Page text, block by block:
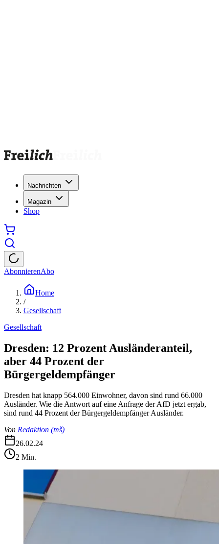
Nachrichten
Magazin
Shop
AbonnierenAbo
Home
/
Gesellschaft
Gesellschaft
Dresden: 12 Prozent Ausländeranteil,
aber 44 Prozent der
Bürgergeldempfänger
Dresden hat knapp 564.000 Einwohner, davon sind rund 66.000
Ausländer. Wie die Antwort auf eine Anfrage der AfD jetzt ergab,
sind rund 44 Prozent der Bürgergeldempfänger Ausländer.
Von Redaktion (mš)
26.02.24
2 Min.